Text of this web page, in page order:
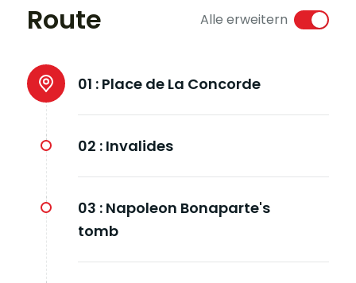
Route Alle erweitern
01 : Place de La Concorde
02 : Invalides
03 : Napoleon Bonaparte's
tomb